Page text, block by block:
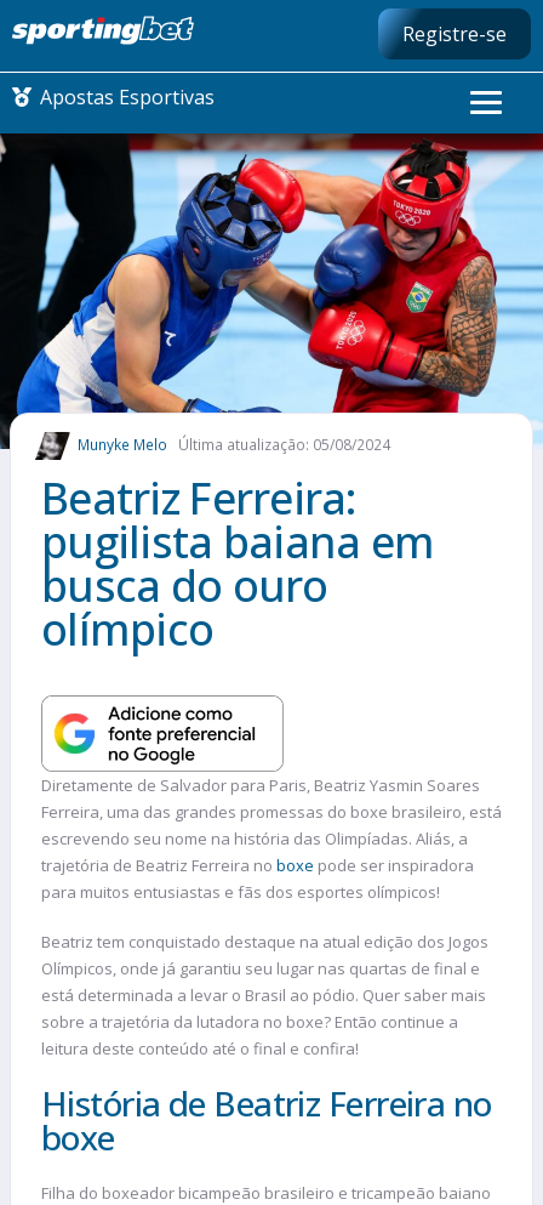
Registre-se
Apostas Esportivas
CONMEBOL LIBERTADORES
FUTEBOL NACIONAL
FUTEBOL INTERNACIONAL
COMO APOSTAR
MAIS ESPORTES
Munyke Melo Última atualização: 05/08/2024
Beatriz Ferreira:
pugilista baiana em
busca do ouro
olímpico
Diretamente de Salvador para Paris, Beatriz Yasmin Soares
Ferreira, uma das grandes promessas do boxe brasileiro, está
escrevendo seu nome na história das Olimpíadas. Aliás, a
trajetória de Beatriz Ferreira no boxe pode ser inspiradora
para muitos entusiastas e fãs dos esportes olímpicos!
Beatriz tem conquistado destaque na atual edição dos Jogos
Olímpicos, onde já garantiu seu lugar nas quartas de final e
está determinada a levar o Brasil ao pódio. Quer saber mais
sobre a trajetória da lutadora no boxe? Então continue a
leitura deste conteúdo até o final e confira!
História de Beatriz Ferreira no
boxe
Filha do boxeador bicampeão brasileiro e tricampeão baiano